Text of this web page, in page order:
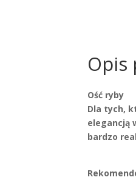
Opis
Ość ryby
Dla tych,
elegancją
bardzo